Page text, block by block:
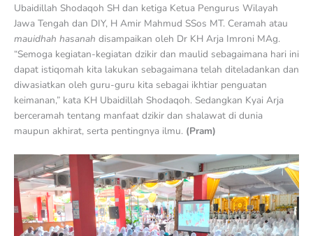
Ubaidillah Shodaqoh SH dan ketiga Ketua Pengurus Wilayah
Jawa Tengah dan DIY, H Amir Mahmud SSos MT. Ceramah atau
mauidhah hasanah disampaikan oleh Dr KH Arja Imroni MAg.
“Semoga kegiatan-kegiatan dzikir dan maulid sebagaimana hari ini
dapat istiqomah kita lakukan sebagaimana telah diteladankan dan
diwasiatkan oleh guru-guru kita sebagai ikhtiar penguatan
keimanan,” kata KH Ubaidillah Shodaqoh. Sedangkan Kyai Arja
berceramah tentang manfaat dzikir dan shalawat di dunia
maupun akhirat, serta pentingnya ilmu. (Pram)